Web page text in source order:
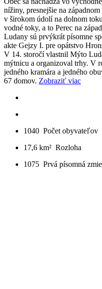
nížiny, presnejšie na
v širokom údolí na dolnom
vodné toky, a to Perec na
Ludany sú prvýkrát písomne
akte Gejzy I. pre opátstvo
V 14. storočí vlastnil Mýto
mýtnicu a organizoval trhy. V
jedného kramára a jedného
67 domov. Zobraziť viac
1040 Počet obyvateľov
17,6 km² Rozloha
1075 Prvá písomná